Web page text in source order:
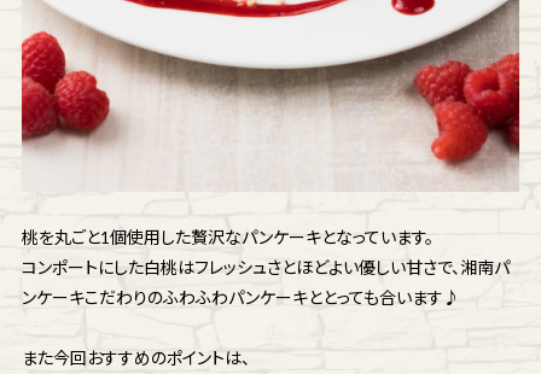
桃を丸ごと1個使用した贅沢なパンケーキとなっています。
コンポートにした白桃はフレッシュさとほどよい優しい甘さで、湘南パ
ンケーキこだわりのふわふわパンケーキととっても合います♪
また今回おすすめのポイントは、